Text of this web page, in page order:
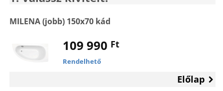
MILENA (jobb) 150x70 kád
109 990 Ft
Rendelhető
Előlap